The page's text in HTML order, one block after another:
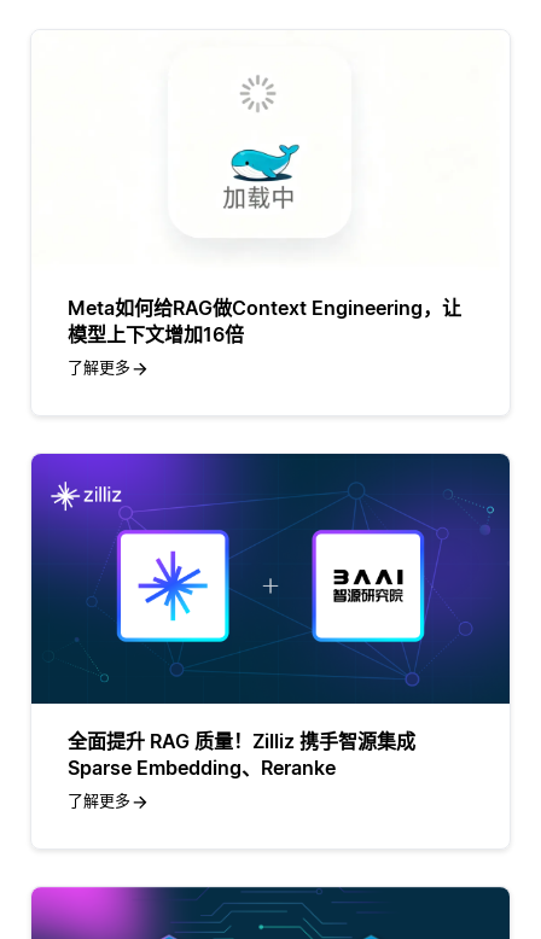
Meta如何给RAG做Context Engineering，让
模型上下文增加16倍
了解更多
全面提升 RAG 质量！Zilliz 携手智源集成
Sparse Embedding、Reranke
了解更多